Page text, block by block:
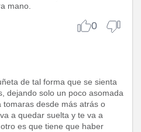
mano.
0
de tal forma que se sienta
dejando solo un poco asomada
tomaras desde más atrás o
a quedar suelta y te va a
es que tiene que haber